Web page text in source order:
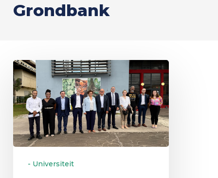
Grondbank
Overeenkomst
tussen
de
Banque
des
Territoires
- Universiteit